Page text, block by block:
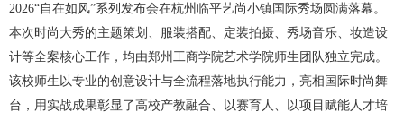
2026“自在如风”系列发布会在杭州临平艺尚小镇国际秀场圆满落幕。
本次时尚大秀的主题策划、服装搭配、定装拍摄、秀场音乐、妆造设
计等全案核心工作，均由郑州工商学院艺术学院师生团队独立完成。
该校师生以专业的创意设计与全流程落地执行能力，亮相国际时尚舞
台，用实战成果彰显了高校产教融合、以赛育人、以项目赋能人才培